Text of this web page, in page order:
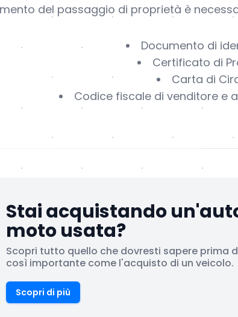
del passaggio di proprietà è
Documento di
Certificato di
Carta di
Codice fiscale di venditore e
Stai acquistando
moto usata?
Scopri tutto quello che dovresti sapere prima
così importante come l'acquisto di un veicolo.
Scopri di più